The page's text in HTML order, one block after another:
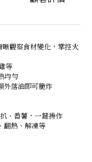
晰觀察食材變化，掌控火
等
均勻
外落油即可脆炸
、番薯，一鍵操作
翻熱、解凍等